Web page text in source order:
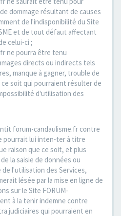
dommage résultant de causes
de l'indisponibilité du Site
et de tout défaut affectant
celui-ci ;
ne pourra être tenu
directs ou indirects tels
manque à gagner, trouble de
soit qui pourraient résulter de
d'utilisation des
forum-candaulisme.fr contre
pourrait lui inten-ter à titre
raison que ce soit, et plus
la saisie de données ou
l'utilisation des Services,
lésée par la mise en ligne de
sur le Site FORUM-
à la tenir indemne contre
judiciaires qui pourraient en